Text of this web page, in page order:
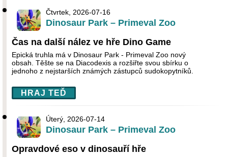
Čtvrtek, 2026-07-16
Dinosaur Park – Primeval Zoo
Čas na další nález ve hře Dino Game
Epická truhla má v Dinosaur Park - Primeval Zoo nový
obsah. Těšte se na Diacodexis a rozšiřte svou sbírku o
jednoho z nejstarších známých zástupců sudokopytníků.
HRAJ TEĎ
Úterý, 2026-07-14
Dinosaur Park – Primeval Zoo
Opravdové eso v dinosauří hře